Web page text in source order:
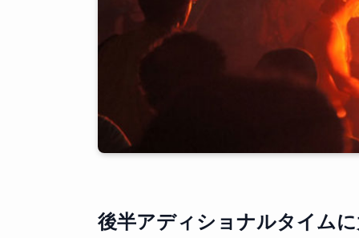
後半アディショナルタイム